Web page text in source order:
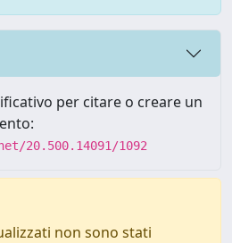
per citare o creare un
20.500.14091/1092
non sono stati